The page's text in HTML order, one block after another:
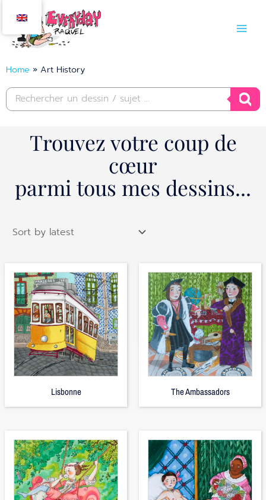
Home » Art History
Products
search
Trouvez votre coup de
cœur
parmi tous mes dessins...
Lisbonne The Ambassadors